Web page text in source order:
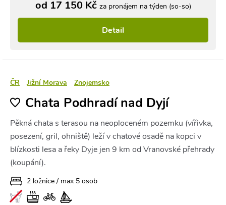
od 17 150 Kč za pronájem na týden (so-so)
Detail
ČR Jižní Morava Znojemsko
Chata Podhradí nad Dyjí
Pěkná chata s terasou na neoploceném pozemku (vířivka,
posezení, gril, ohniště) leží v chatové osadě na kopci v
blízkosti lesa a řeky Dyje jen 9 km od Vranovské přehrady
(koupání).
2 ložnice / max 5 osob